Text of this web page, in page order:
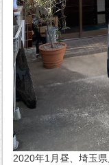
2020年1月昼、埼玉